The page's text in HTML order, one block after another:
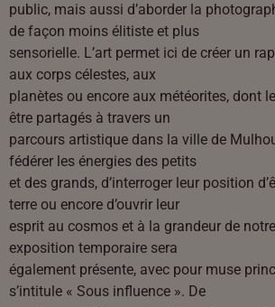
public, mais aussi d’aborder la
de façon moins élitiste et plus
sensorielle. L’art permet ici de créer un
aux corps célestes, aux
planètes ou encore aux météorites, dont
être partagés à travers un
parcours artistique dans la ville de
fédérer les énergies des petits
et des grands, d’interroger leur position
terre ou encore d’ouvrir leur
esprit au cosmos et à la grandeur de
exposition temporaire sera
également présente, avec pour muse
s’intitule « Sous influence ». De